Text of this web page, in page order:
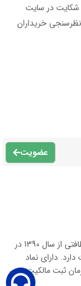
در سایت
خریداران
عضویت
مجموعه آذين صنعت توليد كننده انواع دستگاه هاى نظافتى از سال 1390 در
داراى نماد
ثبت مالكيت معن